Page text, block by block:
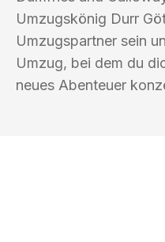
Umzugskönig Durr
Umzugspartner sein
Umzug, bei dem du
neues Abenteuer